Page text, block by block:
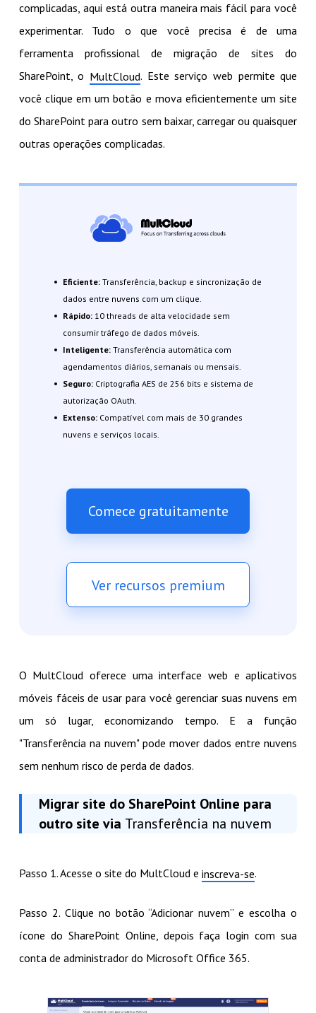
complicadas, aqui está outra maneira mais fácil para você
experimentar. Tudo o que você precisa é de uma
ferramenta profissional de migração de sites do
SharePoint, o MultCloud. Este serviço web permite que
você clique em um botão e mova eficientemente um site
do SharePoint para outro sem baixar, carregar ou quaisquer
outras operações complicadas.
Eficiente: Transferência, backup e sincronização de
dados entre nuvens com um clique.
Rápido: 10 threads de alta velocidade sem
consumir tráfego de dados móveis.
Inteligente: Transferência automática com
agendamentos diários, semanais ou mensais.
Seguro:Criptografia AES de 256 bits e sistema de
autorização OAuth.
Extenso: Compatível com mais de 30 grandes
nuvens e serviços locais.
Comece gratuitamente
Ver recursos premium
O MultCloud oferece uma interface web e aplicativos
móveis fáceis de usar para você gerenciar suas nuvens em
um só lugar, economizando tempo. E a função
"Transferência na nuvem" pode mover dados entre nuvens
sem nenhum risco de perda de dados.
Migrar site do SharePoint Online para
outro site via Transferência na nuvem
Passo 1. Acesse o site do MultCloud e inscreva-se.
Passo 2. Clique no botão “Adicionar nuvem” e escolha o
ícone do SharePoint Online, depois faça login com sua
conta de administrador do Microsoft Office 365.